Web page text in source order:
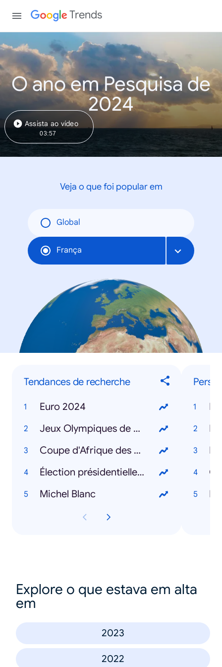
Trends
O ano em Pesquisa de
2024
Assista ao vídeo
03:57
Veja o que foi popular em
Global
França
Tendances de recherche
Euro 2024
Jeux Olympiques de Paris 2024
Coupe d'Afrique des Nations 2024
Élection présidentielle américaine 2024
Michel Blanc
Explore o que estava em alta
em
2023
2022